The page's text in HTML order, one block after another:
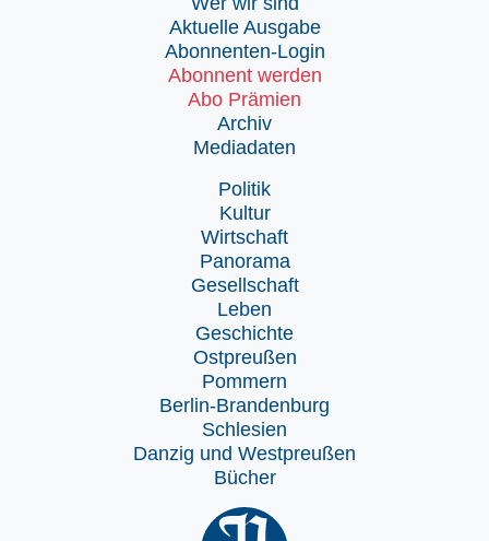
Aktuelle Ausgabe
Abonnenten-Login
Abonnent werden
Abo Prämien
Archiv
Mediadaten
Politik
Kultur
Wirtschaft
Panorama
Gesellschaft
Leben
Geschichte
Ostpreußen
Pommern
Berlin-Brandenburg
Schlesien
Danzig und Westpreußen
Bücher